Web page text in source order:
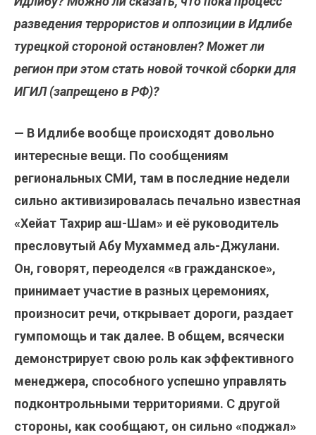
разведения террористов и оппозиции в Идлибе
турецкой стороной остановлен? Может ли
регион при этом стать новой точкой сборки для
ИГИЛ (запрещено в РФ)?
— В Идлибе вообще происходят довольно
интересные вещи. По сообщениям
региональных СМИ, там в последние недели
сильно активизировалась печально известная
«Хейат Тахрир аш-Шам» и её руководитель
пресловутый Абу Мухаммед аль-Джулани.
Он, говорят, переоделся «в гражданское»,
принимает участие в разных церемониях,
произносит речи, открывает дороги, раздает
гумпомощь и так далее. В общем, всячески
демонстрирует свою роль как эффективного
менеджера, способного успешно управлять
подконтрольными территориями. С другой
стороны, как сообщают, он сильно «поджал»